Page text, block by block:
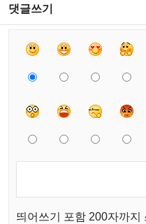
댓글쓰기
띄어쓰기 포함 200자까지